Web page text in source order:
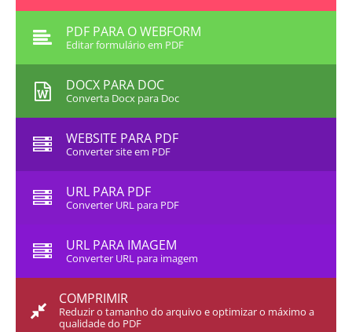
PDF PARA O WEBFORM
Editar formulário em PDF
DOCX PARA DOC
Converta Docx para Doc
WEBSITE PARA PDF
Converter site em PDF
URL PARA PDF
Converter URL para PDF
URL PARA IMAGEM
Converter URL para imagem
COMPRIMIR
Reduzir o tamanho do arquivo e optimizar o máximo a
qualidade do PDF